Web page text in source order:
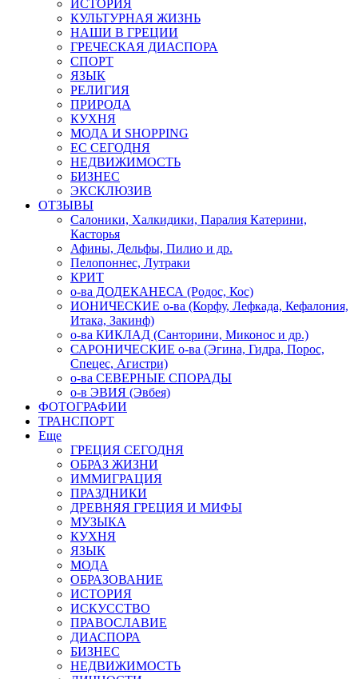
ИСТОРИЯ
КУЛЬТУРНАЯ ЖИЗНЬ
НАШИ В ГРЕЦИИ
ГРЕЧЕСКАЯ ДИАСПОРА
СПОРТ
ЯЗЫК
РЕЛИГИЯ
ПРИРОДА
КУХНЯ
МОДА И SHOPPING
ЕС СЕГОДНЯ
НЕДВИЖИМОСТЬ
БИЗНЕС
ЭКСКЛЮЗИВ
ОТЗЫВЫ
Салоники, Халкидики, Паралия Катерини,
Касторья
Афины, Дельфы, Пилио и др.
Пелопоннес, Лутраки
КРИТ
о-ва ДОДЕКАНЕСА (Родос, Кос)
ИОНИЧЕСКИЕ о-ва (Корфу, Лефкада, Кефалония,
Итака, Закинф)
о-ва КИКЛАД (Санторини, Миконос и др.)
САРОНИЧЕСКИЕ о-ва (Эгина, Гидра, Порос,
Спецес, Агистри)
о-ва СЕВЕРНЫЕ СПОРАДЫ
о-в ЭВИЯ (Эвбея)
ФОТОГРАФИИ
ТРАНСПОРТ
Еще
ГРЕЦИЯ СЕГОДНЯ
ОБРАЗ ЖИЗНИ
ИММИГРАЦИЯ
ПРАЗДНИКИ
ДРЕВНЯЯ ГРЕЦИЯ И МИФЫ
МУЗЫКА
КУХНЯ
ЯЗЫК
МОДА
ОБРАЗОВАНИЕ
ИСТОРИЯ
ИСКУССТВО
ПРАВОСЛАВИЕ
ДИАСПОРА
БИЗНЕС
НЕДВИЖИМОСТЬ